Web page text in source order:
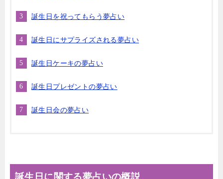
誕生日を祝ってもらう夢占い
誕生日にサプライズされる夢占い
誕生日ケーキの夢占い
誕生日プレゼントの夢占い
誕生日会の夢占い
誕生日に関する夢占いの概説